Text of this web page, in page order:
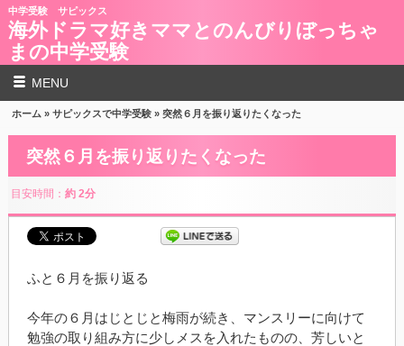
中学受験 サピックス
海外ドラマ好きママとのんびりぼっちゃ
まの中学受験
MENU
ホーム »サピックスで中学受験 » 突然６月を振り返りたくなった
突然６月を振り返りたくなった
目安時間： 約 2分
ふと６月を振り返る
今年の６月はじとじと梅雨が続き、マンスリーに向けて
勉強の取り組み方に少しメスを入れたものの、芳しいと